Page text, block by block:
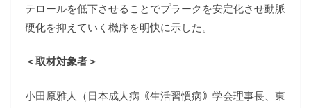
テロールを低下させることでプラークを安定化させ動脈
硬化を抑えていく機序を明快に示した。
＜取材対象者＞
小田原雅人（日本成人病｟生活習慣病｠学会理事長、東